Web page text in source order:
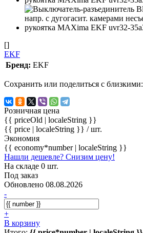
[]
EKF
Бренд: EKF
Сохранить или поделиться с близкими:
Розничная цена
{{ priceOld | localeString }}
{{ price | localeString }} / шт.
Экономия
{{ economy*number | localeString }}
Нашли дешевле? Снизим цену!
На складе 0 шт.
Под заказ
Обновлено 08.08.2026
-
+
В корзину